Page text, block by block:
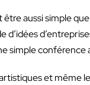
aussi simple
d’idées
simple conférence
et même